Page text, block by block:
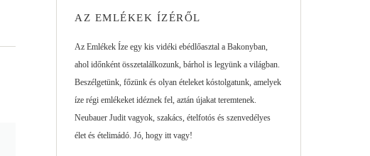
AZ EMLÉKEK ÍZÉRŐL
Az Emlékek Íze egy kis vidéki ebédlőasztal a Bakonyban,
ahol időnként összetalálkozunk, bárhol is legyünk a világban.
Beszélgetünk, főzünk és olyan ételeket kóstolgatunk, amelyek
íze régi emlékeket idéznek fel, aztán újakat teremtenek.
Neubauer Judit vagyok, szakács, ételfotós és szenvedélyes
élet és ételimádó. Jó, hogy itt vagy!